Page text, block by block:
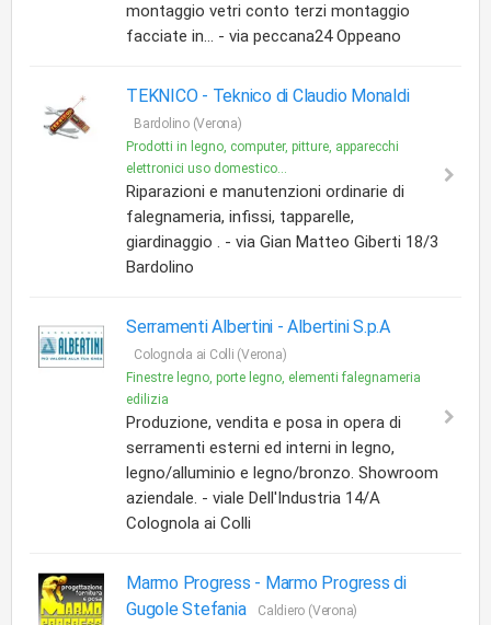
montaggio vetri conto terzi montaggio
facciate in... - via peccana24 Oppeano
TEKNICO - Teknico di Claudio Monaldi
Bardolino (Verona)
Prodotti in legno, computer, pitture, apparecchi
elettronici uso domestico...
Riparazioni e manutenzioni ordinarie di
falegnameria, infissi, tapparelle,
giardinaggio . - via Gian Matteo Giberti 18/3
Bardolino
Serramenti Albertini -Albertini S.p.A
Colognola ai Colli (Verona)
Finestre legno, porte legno, elementi falegnameria
edilizia
Produzione, vendita e posa in opera di
serramenti esterni ed interni in legno,
legno/alluminio e legno/bronzo. Showroom
aziendale. - viale Dell'Industria 14/A
Colognola ai Colli
Marmo Progress - Marmo Progress di
Gugole Stefania
Caldiero (Verona)